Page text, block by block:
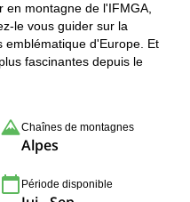
en montagne de l'IFMGA,
le vous guider sur la
emblématique d'Europe. Et
fascinantes depuis le
Chaînes de montagnes
Alpes
Période disponible